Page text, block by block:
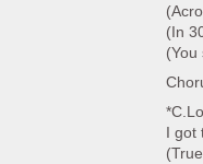
(In
(You
I got